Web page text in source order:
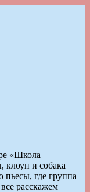
«Школа
клоун и собака
пьесы, где группа
расскажем